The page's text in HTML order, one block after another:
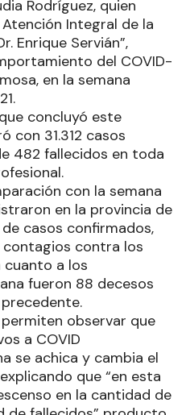
Rodríguez, quien
Integral de la
Enrique Servián”,
del COVID-
en la semana
concluyó este
con 31.312 casos
482 fallecidos en toda
con la semana
en la provincia de
de casos confirmados,
contra los
a los
fueron 88 decesos
observar que
a COVID
se achica y cambia el
que “en esta
en la cantidad de